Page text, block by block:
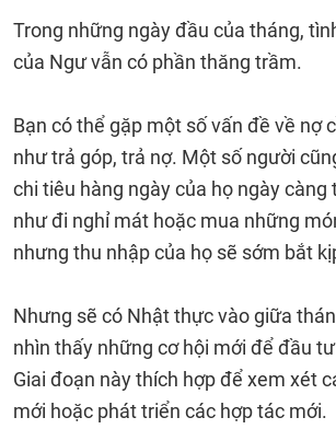
Trong những ngày đầu của tháng,
của Ngư vẫn có phần thăng trầm.
Bạn có thể gặp một số vấn đề về nợ
như trả góp, trả nợ. Một số người
chi tiêu hàng ngày của họ ngày càng
như đi nghỉ mát hoặc mua những
nhưng thu nhập của họ sẽ sớm bắt
Nhưng sẽ có Nhật thực vào giữa
nhìn thấy những cơ hội mới để đầu
Giai đoạn này thích hợp để xem xét
mới hoặc phát triển các hợp tác mới.